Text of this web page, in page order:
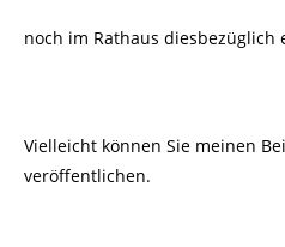
noch im Rathaus diesbezüglich
Vielleicht können Sie meinen
veröffentlichen.